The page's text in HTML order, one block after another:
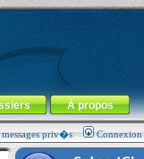
À propos
priv�s Connexion